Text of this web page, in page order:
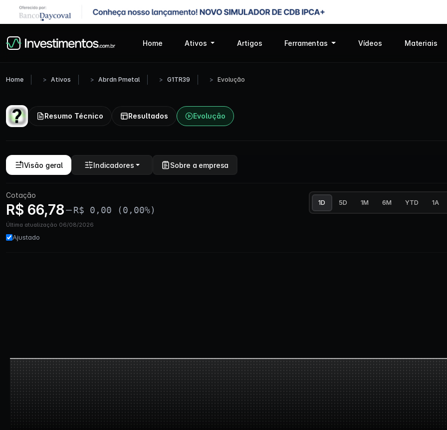
Home Ativos Artigos Ferramentas Vídeos Materiais
Home Ativos Abrdn Pmetal G1TR39 Evolução
Resumo Técnico Resultados Evolução
Visão geral Indicadores Sobre a empresa
Cotação
R$ 66,78 R$ 0,00 (0,00%)
Última atualização 06/08/2026
Ajustado
1D 5D 1M 6M YTD 1A